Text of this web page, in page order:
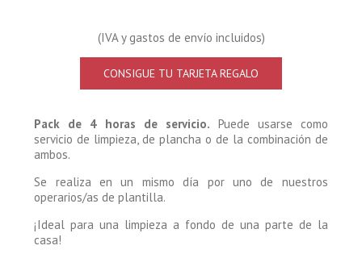
(IVA y gastos de envío incluidos)
CONSIGUE TU TARJETA REGALO
Pack de 4 horas de servicio. Puede usarse como
servicio de limpieza, de plancha o de la combinación de
ambos.
Se realiza en un mismo día por uno de nuestros
operarios/as de plantilla.
¡Ideal para una limpieza a fondo de una parte de la
casa!